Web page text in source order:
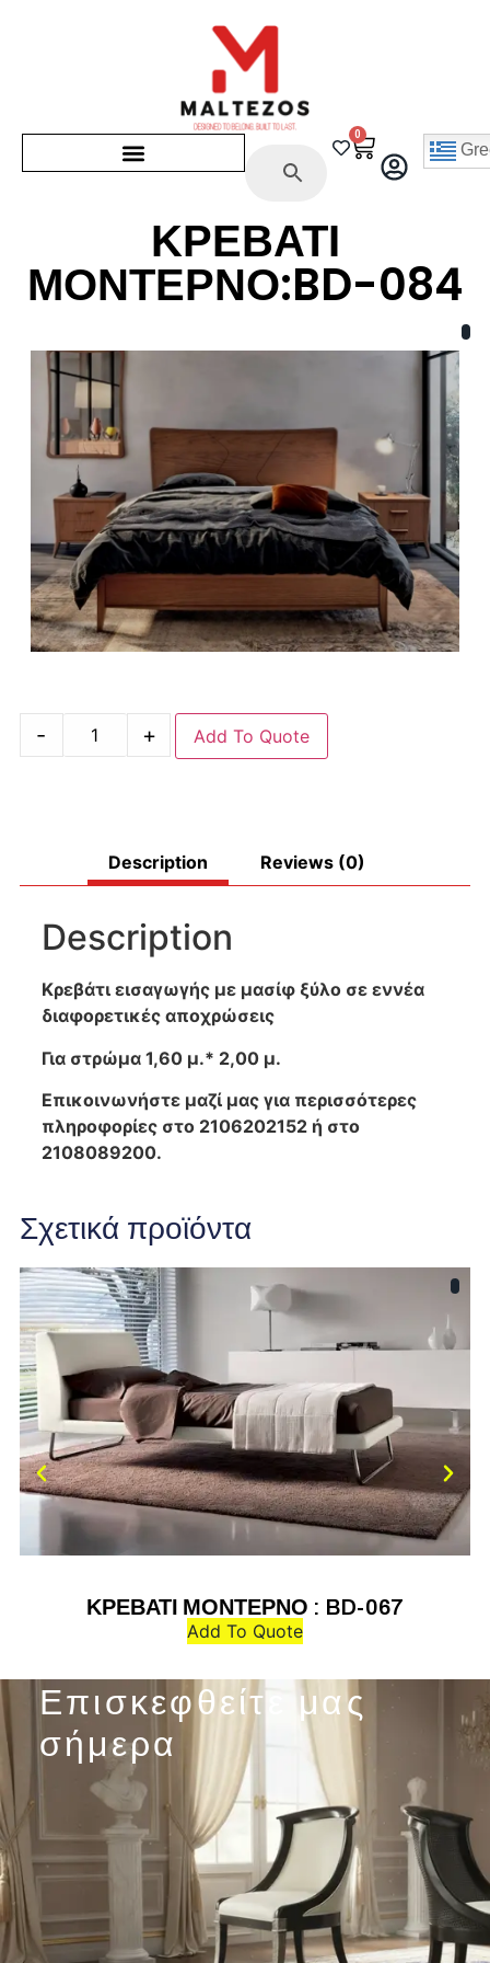
0
ΚΡΕΒΑΤΙ
ΜΟΝΤΕΡΝΟ:BD-084
- + Add To Quote
Description Reviews (0)
Description
Κρεβάτι εισαγωγής με μασίφ ξύλο σε εννέα
διαφορετικές αποχρώσεις
Για στρώμα 1,60 μ.* 2,00 μ.
Επικοινωνήστε μαζί μας για περισσότερες
πληροφορίες στο 2106202152 ή στο
2108089200.
Σχετικά προϊόντα
ΚΡΕΒΑΤΙ ΜΟΝΤΕΡΝΟ : BD-067
Add To Quote
Επισκεφθείτε μας
σήμερα